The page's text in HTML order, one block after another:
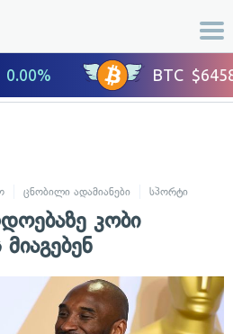
ცნობილი ადამიანები სპორტი
კობი